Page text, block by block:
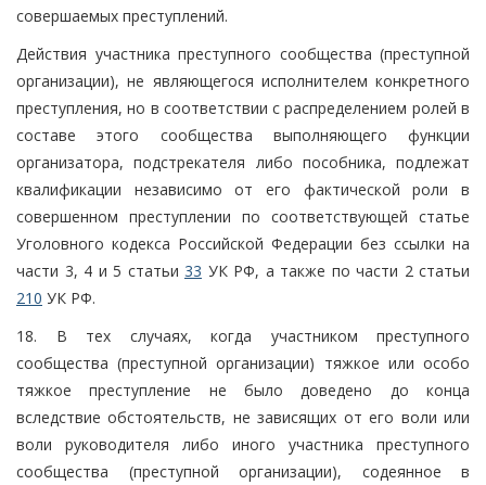
совершаемых преступлений.
Действия участника преступного сообщества (преступной
организации), не являющегося исполнителем конкретного
преступления, но в соответствии с распределением ролей в
составе этого сообщества выполняющего функции
организатора, подстрекателя либо пособника, подлежат
квалификации независимо от его фактической роли в
совершенном преступлении по соответствующей статье
Уголовного кодекса Российской Федерации без ссылки на
части 3, 4 и 5 статьи 33 УК РФ, а также по части 2 статьи
210 УК РФ.
18. В тех случаях, когда участником преступного
сообщества (преступной организации) тяжкое или особо
тяжкое преступление не было доведено до конца
вследствие обстоятельств, не зависящих от его воли или
воли руководителя либо иного участника преступного
сообщества (преступной организации), содеянное в